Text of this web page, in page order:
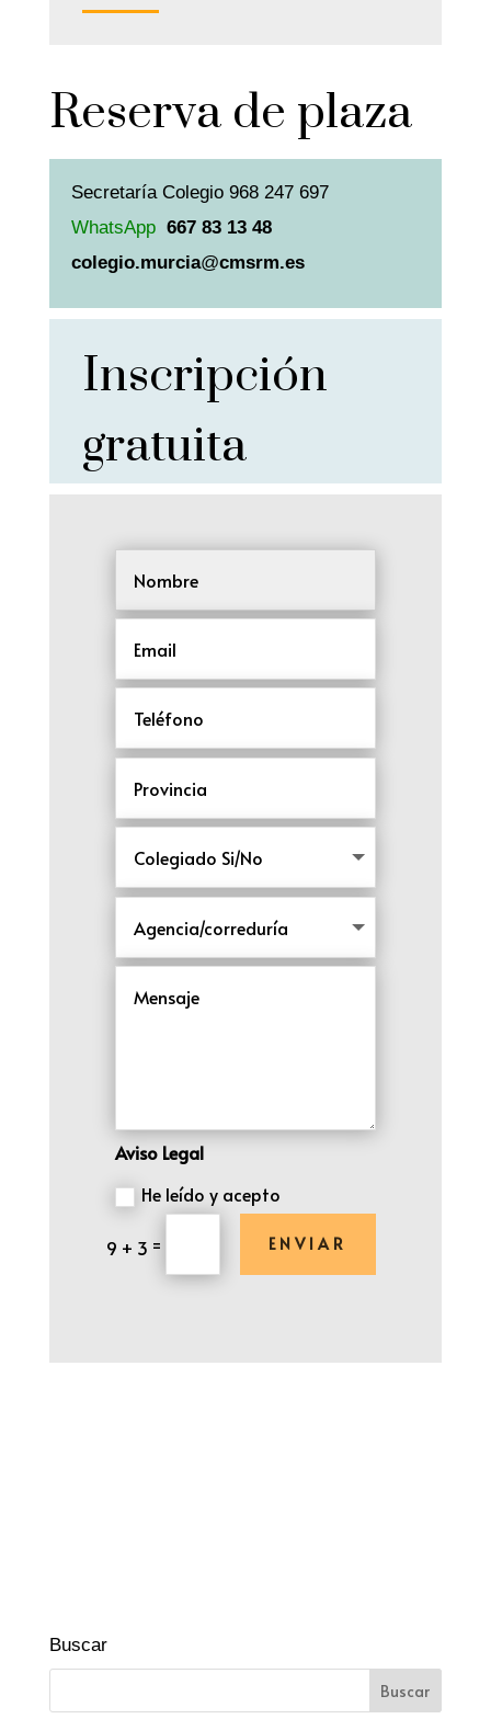
Reserva de plaza
Secretaría Colegio 968 247 697
WhatsApp 667 83 13 48
colegio.murcia@cmsrm.es
Inscripción
gratuita
Aviso Legal
He leído y acepto
9 + 3 = ENVIAR
Buscar